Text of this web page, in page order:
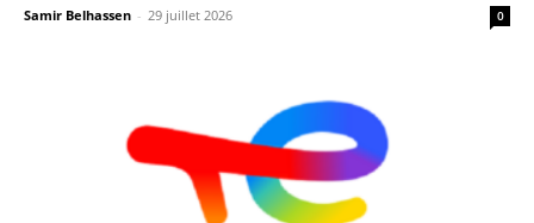
Samir Belhassen - 29 juillet 2026 0